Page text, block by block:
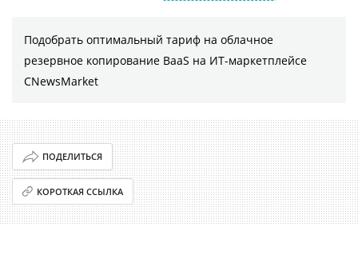
Подобрать оптимальный тариф на облачное
резервное копирование BaaS на ИТ-маркетплейсе
CNewsMarket
ПОДЕЛИТЬСЯ
КОРОТКАЯ ССЫЛКА